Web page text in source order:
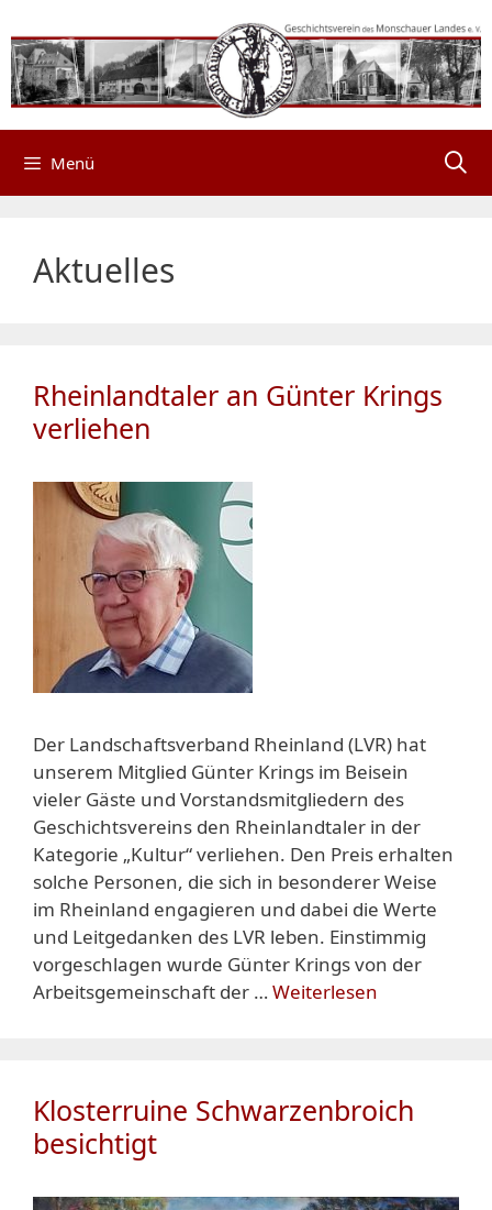
Inhalt
springen
Menü
Aktuelles
Rheinlandtaler an Günter Krings
verliehen
Der Landschaftsverband Rheinland (LVR) hat
unserem Mitglied Günter Krings im Beisein
vieler Gäste und Vorstandsmitgliedern des
Geschichtsvereins den Rheinlandtaler in der
Kategorie „Kultur“ verliehen. Den Preis erhalten
solche Personen, die sich in besonderer Weise
im Rheinland engagieren und dabei die Werte
und Leitgedanken des LVR leben. Einstimmig
vorgeschlagen wurde Günter Krings von der
Arbeitsgemeinschaft der …Weiterlesen
Klosterruine Schwarzenbroich
besichtigt